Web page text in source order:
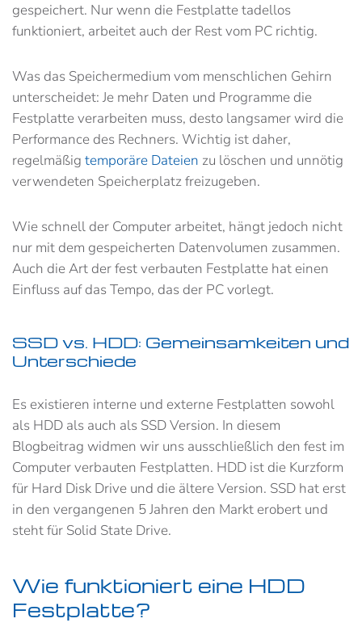
gespeichert. Nur wenn die Festplatte tadellos
funktioniert, arbeitet auch der Rest vom PC richtig.
Was das Speichermedium vom menschlichen Gehirn
unterscheidet: Je mehr Daten und Programme die
Festplatte verarbeiten muss, desto langsamer wird die
Performance des Rechners. Wichtig ist daher,
regelmäßig temporäre Dateien zu löschen und unnötig
verwendeten Speicherplatz freizugeben.
Wie schnell der Computer arbeitet, hängt jedoch nicht
nur mit dem gespeicherten Datenvolumen zusammen.
Auch die Art der fest verbauten Festplatte hat einen
Einfluss auf das Tempo, das der PC vorlegt.
SSD vs. HDD: Gemeinsamkeiten und
Unterschiede
Es existieren interne und externe Festplatten sowohl
als HDD als auch als SSD Version. In diesem
Blogbeitrag widmen wir uns ausschließlich den fest im
Computer verbauten Festplatten. HDD ist die Kurzform
für Hard Disk Drive und die ältere Version. SSD hat erst
in den vergangenen 5 Jahren den Markt erobert und
steht für Solid State Drive.
Wie funktioniert eine HDD
Festplatte?